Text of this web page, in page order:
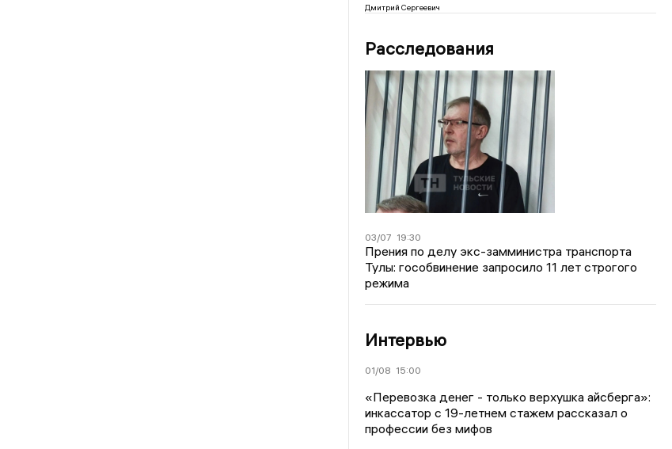
Дмитрий Сергеевич
Расследования
03/07 19:30
Прения по делу экс-замминистра транспорта
Тулы: гособвинение запросило 11 лет строгого
режима
Интервью
01/08 15:00
«Перевозка денег - только верхушка айсберга»:
инкассатор с 19-летнем стажем рассказал о
профессии без мифов